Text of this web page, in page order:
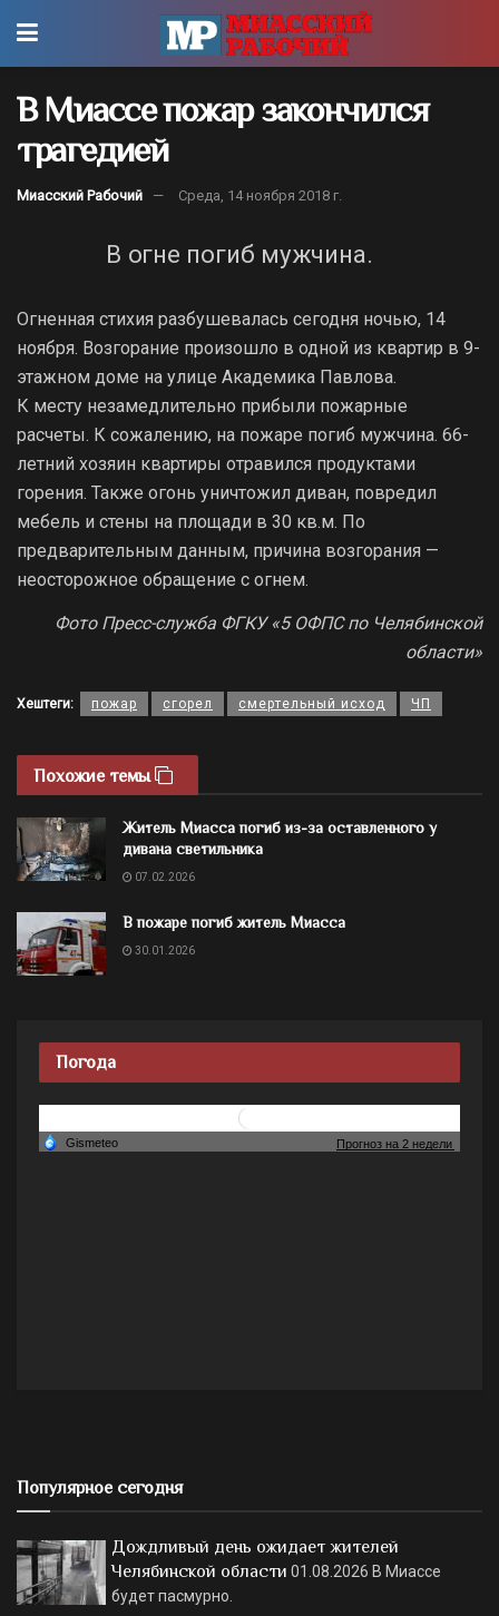
В Миассе пожар закончился
трагедией
Миасский Рабочий Среда, 14 ноября 2018 г.
В огне погиб мужчина.
Огненная стихия разбушевалась сегодня ночью, 14
ноября. Возгорание произошло в одной из квартир в 9-
этажном доме на улице Академика Павлова.
К месту незамедлительно прибыли пожарные
расчеты. К сожалению, на пожаре погиб мужчина. 66-
летний хозяин квартиры отравился продуктами
горения. Также огонь уничтожил диван, повредил
мебель и стены на площади в 30 кв.м. По
предварительным данным, причина возгорания —
неосторожное обращение с огнем.
Фото Пресс-служба ФГКУ «5 ОФПС по Челябинской
области»
Хештеги: пожар сгорел смертельный исход ЧП
Похожие темы
Житель Миасса погиб из-за оставленного у
дивана светильника
07.02.2026
В пожаре погиб житель Миасса
30.01.2026
Погода
Популярное сегодня
Дождливый день ожидает жителей
Челябинской области 01.08.2026 В Миассе
будет пасмурно.